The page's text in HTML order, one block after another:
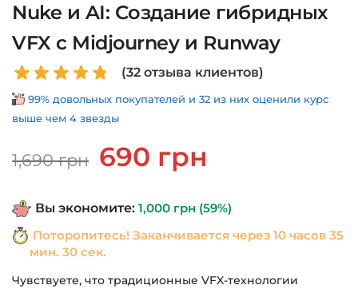
Nuke и AI: Создание гибридных
VFX с Midjourney и Runway
(32отзыва клиентов)
99% довольных покупателей и 32 из них оценили курс
выше чем 4 звезды
1,690грн
Первоначальная
цена
1,690 грн.
690 грн
Вы экономите: 1,000 грн (59%)
Поторопитесь! Заканчивается через 10 часов 35
мин. 29 сек.
Чувствуете, что традиционные VFX-технологии